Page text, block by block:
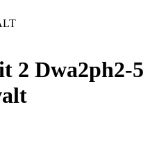
2 Dwa2ph2-5